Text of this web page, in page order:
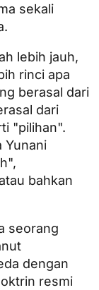
sekali
lebih jauh,
rinci apa
berasal dari
dari
"pilihan".
Yunani
bahkan
seorang
dengan
resmi